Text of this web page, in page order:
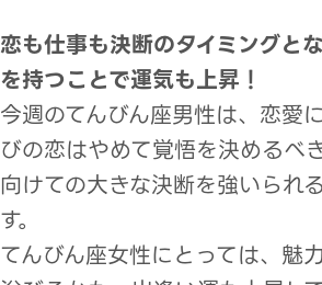
恋も仕事も決断のタイミングと
を持つことで運気も上昇！
今週のてんびん座男性は、恋愛
びの恋はやめて覚悟を決めるべ
向けての大きな決断を強いられ
す。
てんびん座女性にとっては、魅